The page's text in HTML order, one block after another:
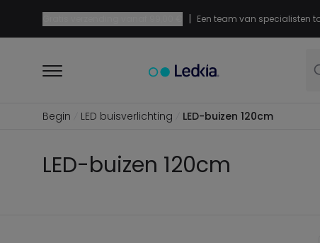
| Een team van specialisten
Begin LED buisverlichting LED-buizen 120cm
LED-buizen 120cm